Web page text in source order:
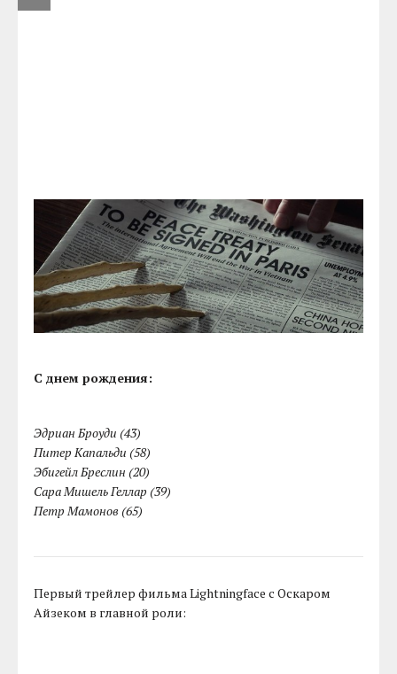
С днем рождения:
Эдриан Броуди (43)
Питер Капальди (58)
Эбигейл Бреслин (20)
Сара Мишель Геллар (39)
Петр Мамонов (65)
Первый трейлер фильма Lightningface с Оскаром
Айзеком в главной роли: